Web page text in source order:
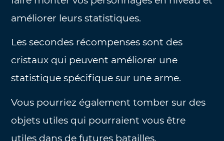
améliorer leurs statistiques.
Les secondes récompenses sont des
cristaux qui peuvent améliorer une
statistique spécifique sur une arme.
Vous pourriez également tomber sur des
objets utiles qui pourraient vous être
utiles dans de futures batailles.